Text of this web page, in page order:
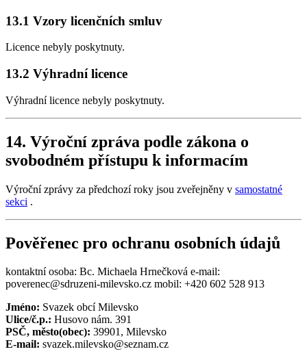
13.1 Vzory licenčních smluv
Licence nebyly poskytnuty.
13.2 Výhradní licence
Výhradní licence nebyly poskytnuty.
14. Výroční zpráva podle zákona o
svobodném přístupu k informacím
Výroční zprávy za předchozí roky jsou zveřejněny v samostatné
sekci .
Pověřenec pro ochranu osobních údajů
kontaktní osoba: Bc. Michaela Hrnečková e-mail:
poverenec@sdruzeni-milevsko.cz mobil: +420 602 528 913
Jméno: Svazek obcí Milevsko
Ulice/č.p.: Husovo nám. 391
PSČ, město(obec): 39901, Milevsko
E-mail: svazek.milevsko@seznam.cz